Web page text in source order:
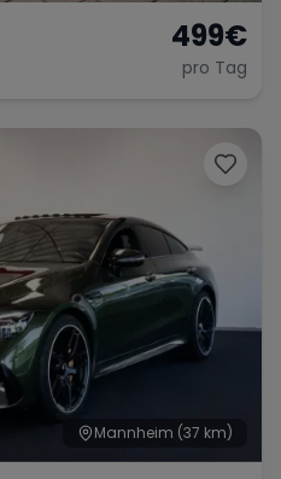
499€
pro Tag
Mannheim (37 km)